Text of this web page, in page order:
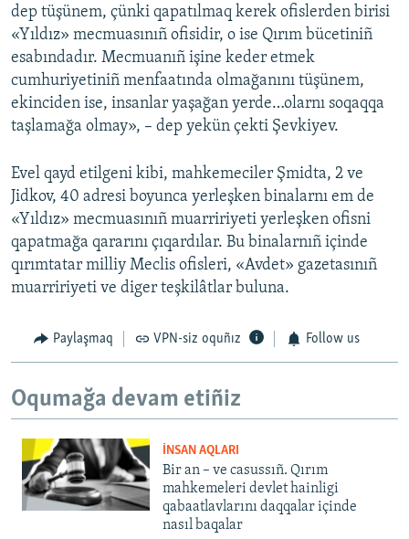
dep tüşünem, çünki qapatılmaq kerek ofislerden birisi
«Yıldız» mecmuasınıñ ofisidir, o ise Qırım bücetiniñ
esabındadır. Mecmuanıñ işine keder etmek
cumhuriyetiniñ menfaatında olmağanını tüşünem,
ekinciden ise, insanlar yaşağan yerde…olarnı soqaqqa
taşlamağa olmay», – dep yekün çekti Şevkiyev.
Evel qayd etilgeni kibi, mahkemeciler Şmidta, 2 ve
Jidkov, 40 adresi boyunca yerleşken binalarnı em de
«Yıldız» mecmuasınıñ muarririyeti yerleşken ofisni
qapatmağa qararını çıqardılar. Bu binalarnıñ içinde
qırımtatar milliy Meclis ofisleri, «Avdet» gazetasınıñ
muarririyeti ve diger teşkilâtlar buluna.
Paylaşmaq VPN-siz oquñız Follow us
Oqumağa devam etiñiz
İNSAN AQLARI
Bir an – ve casussıñ. Qırım
mahkemeleri devlet hainligi
qabaatlavlarını daqqalar içinde
nasıl baqalar